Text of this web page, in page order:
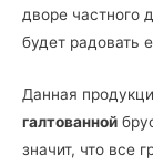
дворе частного
будет радовать
Данная
галтованной
значит, что все